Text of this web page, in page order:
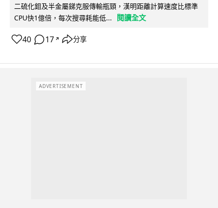
二硫化鉬及半金屬銻克服傳輸瓶頸，漢明距離計算速度比標準
CPU快1億倍，每次搜尋耗能低...
閱讀全文
40 17 ↗ 分享
ADVERTISEMENT